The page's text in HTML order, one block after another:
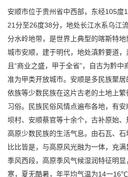
安顺市位于贵州省中西部，东经105
21分至26度38分，地处长江水系乌江
分水岭地带，是世界上典型的喀斯特
城市安顺，建于明代，地处滇黔要道，
且“商业之盛，甲于全省”，自古为黔
准为甲类开放城市。安顺是多民族聚
依族等少数民族在这片古老的土地上
习俗。民族民俗风情点遍布各地，有
坝村、安顺蔡官等十余个，古补原始
高原少数民族的生活气息。由石瓦、
比比皆是，与高原风光融为一体，充
季风西段，高原季风气候湿润特征明
寒，夏无酷暑，年平均气温为14一